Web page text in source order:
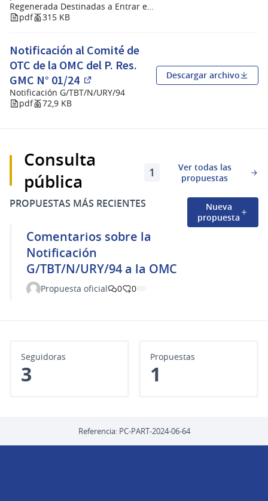
consulta pública se encuentra disponible el correo
Regenerada Destinadas a Entrar en
Contacto con Alimentos
pdf 315 KB
Notificación al Comité de
OTC de la OMC del P. Res.
GMC N° 01/24
(Abrir en una pestaña nueva)
Notificación G/TBT/N/URY/94
pdf
72,9 KB
Descargar archivo
Consulta
pública
1
Ver todas las
propuestas
PROPUESTAS MÁS RECIENTES
Comentarios sobre la
Notificación
G/TBT/N/URY/94 a la OMC
Propuesta oficial 0 0
Nueva
propuesta
Seguidoras
3
Propuestas
1
Referencia: PC-PART-2024-06-64